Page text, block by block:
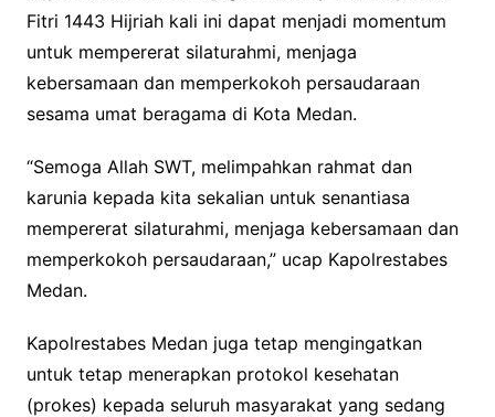
Fitri 1443 Hijriah kali ini dapat menjadi momentum
untuk mempererat silaturahmi, menjaga
kebersamaan dan memperkokoh persaudaraan
sesama umat beragama di Kota Medan.
“Semoga Allah SWT, melimpahkan rahmat dan
karunia kepada kita sekalian untuk senantiasa
mempererat silaturahmi, menjaga kebersamaan dan
memperkokoh persaudaraan,” ucap Kapolrestabes
Medan.
Kapolrestabes Medan juga tetap mengingatkan
untuk tetap menerapkan protokol kesehatan
(prokes) kepada seluruh masyarakat yang sedang